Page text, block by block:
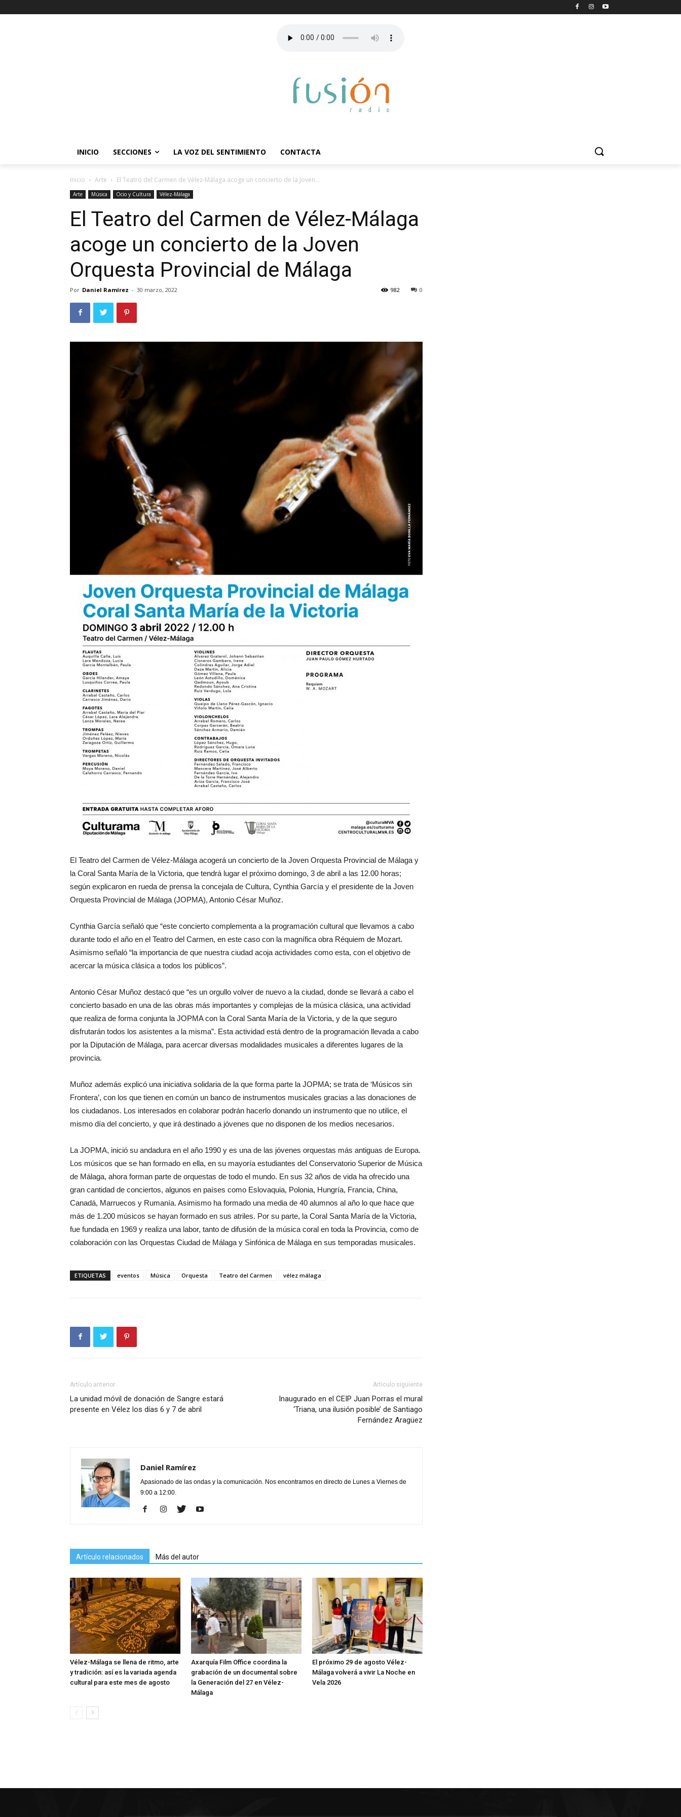
INICIO SECCIONES LA VOZ DEL SENTIMIENTO CONTACTA
Inicio Arte El Teatro del Carmen de Vélez-Málaga acoge un concierto de la Joven...
Arte Música Ocio y Cultura Vélez-Málaga
El Teatro del Carmen de Vélez-Málaga
acoge un concierto de la Joven
Orquesta Provincial de Málaga
Por Daniel Ramírez - 30 marzo, 2022 0
982
El Teatro del Carmen de Vélez-Málaga acogerá un concierto de la Joven Orquesta Provincial de Málaga y
la Coral Santa María de la Victoria, que tendrá lugar el próximo domingo, 3 de abril a las 12.00 horas;
según explicaron en rueda de prensa la concejala de Cultura, Cynthia García y el presidente de la Joven
Orquesta Provincial de Málaga (JOPMA), Antonio César Muñoz.
Cynthia García señaló que “este concierto complementa a la programación cultural que llevamos a cabo
durante todo el año en el Teatro del Carmen, en este caso con la magnífica obra Réquiem de Mozart.
Asimismo señaló “la importancia de que nuestra ciudad acoja actividades como esta, con el objetivo de
acercar la música clásica a todos los públicos”.
Antonio César Muñoz destacó que “es un orgullo volver de nuevo a la ciudad, donde se llevará a cabo el
concierto basado en una de las obras más importantes y complejas de la música clásica, una actividad
que realiza de forma conjunta la JOPMA con la Coral Santa María de la Victoria, y de la que seguro
disfrutarán todos los asistentes a la misma”. Esta actividad está dentro de la programación llevada a cabo
por la Diputación de Málaga, para acercar diversas modalidades musicales a diferentes lugares de la
provincia.
Muñoz además explicó una iniciativa solidaria de la que forma parte la JOPMA; se trata de ‘Músicos sin
Frontera’, con los que tienen en común un banco de instrumentos musicales gracias a las donaciones de
los ciudadanos. Los interesados en colaborar podrán hacerlo donando un instrumento que no utilice, el
mismo día del concierto, y que irá destinado a jóvenes que no disponen de los medios necesarios.
La JOPMA, inició su andadura en el año 1990 y es una de las jóvenes orquestas más antiguas de Europa.
Los músicos que se han formado en ella, en su mayoría estudiantes del Conservatorio Superior de Música
de Málaga, ahora forman parte de orquestas de todo el mundo. En sus 32 años de vida ha ofrecido una
gran cantidad de conciertos, algunos en países como Eslovaquia, Polonia, Hungría, Francia, China,
Canadá, Marruecos y Rumanía. Asimismo ha formado una media de 40 alumnos al año lo que hace que
más de 1.200 músicos se hayan formado en sus atriles. Por su parte, la Coral Santa María de la Victoria,
fue fundada en 1969 y realiza una labor, tanto de difusión de la música coral en toda la Provincia, como de
colaboración con las Orquestas Ciudad de Málaga y Sinfónica de Málaga en sus temporadas musicales.
ETIQUETAS eventos Música Orquesta Teatro del Carmen vélez málaga
Artículo anterior
La unidad móvil de donación de Sangre estará
presente en Vélez los días 6 y 7 de abril
Artículo siguiente
Inaugurado en el CEIP Juan Porras el mural
‘Triana, una ilusión posible’ de Santiago
Fernández Aragüez
Daniel Ramírez
Apasionado de las ondas y la comunicación. Nos encontramos en directo de Lunes a Viernes de
9:00 a 12:00.
Artículo relacionados Más del autor
Vélez-Málaga se llena de ritmo, arte
y tradición: así es la variada agenda
cultural para este mes de agosto
Axarquía Film Office coordina la
grabación de un documental sobre
la Generación del 27 en Vélez-
Málaga
El próximo 29 de agosto Vélez-
Málaga volverá a vivir La Noche en
Vela 2026